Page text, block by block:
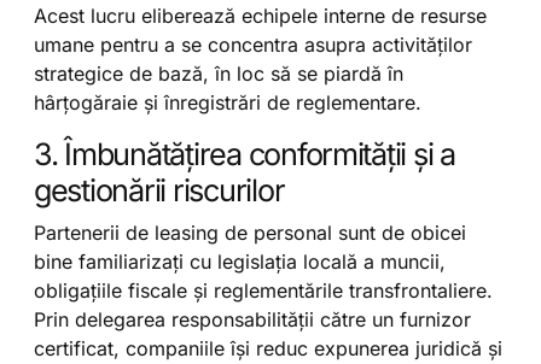
Acest lucru eliberează echipele interne de resurse
umane pentru a se concentra asupra activităților
strategice de bază, în loc să se piardă în
hârțogăraie și înregistrări de reglementare.
3. Îmbunătățirea conformității și a
gestionării riscurilor
Partenerii de leasing de personal sunt de obicei
bine familiarizați cu legislația locală a muncii,
obligațiile fiscale și reglementările transfrontaliere.
Prin delegarea responsabilității către un furnizor
certificat, companiile își reduc expunerea juridică și